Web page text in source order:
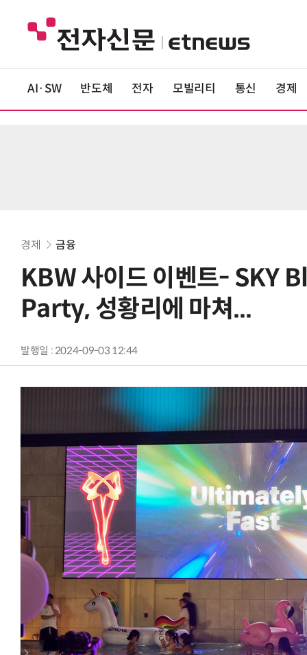
AI·SW 반도체 전자 모빌리티 통신 경제
경제 금융
KBW 사이드 이벤트- SKY
Party, 성황리에 마쳐...
발행일 : 2024-09-03 12:44